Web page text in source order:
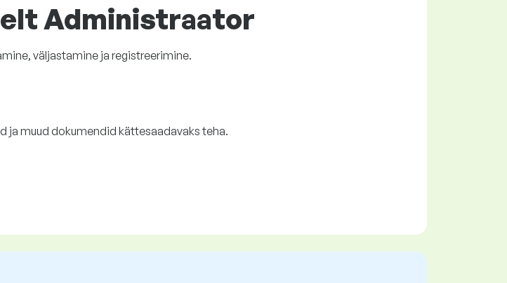
Administraator
väljastamine ja registreerimine.
ja muud dokumendid kättesaadavaks teha.